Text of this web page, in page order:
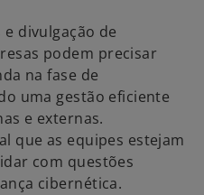
divulgação de
podem precisar
na fase de
uma gestão eficiente
e externas.
que as equipes estejam
com questões
cibernética.